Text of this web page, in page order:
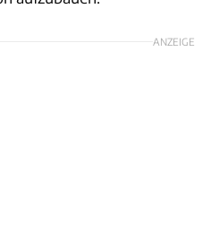
ANZEIGE